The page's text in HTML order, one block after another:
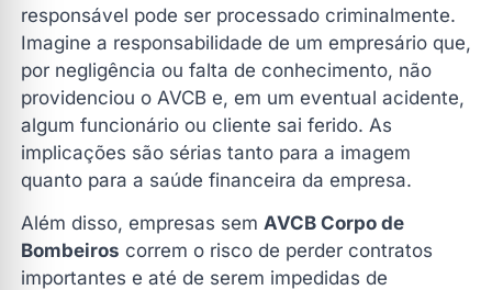
responsável pode ser processado criminalmente.
Imagine a responsabilidade de um empresário que,
por negligência ou falta de conhecimento, não
providenciou o AVCB e, em um eventual acidente,
algum funcionário ou cliente sai ferido. As
implicações são sérias tanto para a imagem
quanto para a saúde financeira da empresa.
Além disso, empresas sem AVCB Corpo de
Bombeiros correm o risco de perder contratos
importantes e até de serem impedidas de